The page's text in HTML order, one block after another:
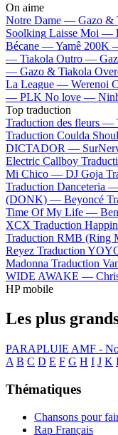
On aime
Notre Dame — Gazo &
Soolking Laisse Moi —
Bécane —Yamê 200K
— Tiakola Outro —
— Gazo & Tiakola
La League — Werenoi
— PLK No love —
Top traduction
Traduction des fleurs —
Traduction Coulda
DICTADOR —
Electric Callboy
Mi Chico — DJ Goja
Traduction Danceteria
(DONK) — Beyoncé
Time Of My Life —
XCX Traduction
Traduction RMB
Reyez Traduction
Madonna Traduction
WIDE AWAKE —
HP mobile
Les plus
PARAPLUIE AMF -
A B C D E F G H I J K
Thématiques
Chansons pour
Rap Français